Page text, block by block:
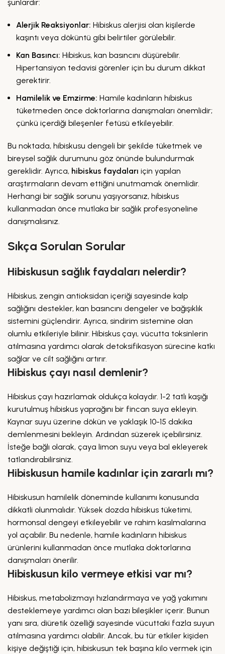
şunlardır:
Alerjik Reaksiyonlar: Hibiskus alerjisi olan kişilerde
kaşıntı veya döküntü gibi belirtiler görülebilir.
Kan Basıncı: Hibiskus, kan basıncını düşürebilir.
Hipertansiyon tedavisi görenler için bu durum dikkat
gerektirir.
Hamilelik ve Emzirme: Hamile kadınların hibiskus
tüketmeden önce doktorlarına danışmaları önemlidir;
çünkü içerdiği bileşenler fetüsü etkileyebilir.
Bu noktada, hibiskusu dengeli bir şekilde tüketmek ve
bireysel sağlık durumunu göz önünde bulundurmak
gereklidir. Ayrıca, hibiskus faydaları için yapılan
araştırmaların devam ettiğini unutmamak önemlidir.
Herhangi bir sağlık sorunu yaşıyorsanız, hibiskus
kullanmadan önce mutlaka bir sağlık profesyoneline
danışmalısınız.
Sıkça Sorulan Sorular
Hibiskusun sağlık faydaları nelerdir?
Hibiskus, zengin antioksidan içeriği sayesinde kalp
sağlığını destekler, kan basıncını dengeler ve bağışıklık
sistemini güçlendirir. Ayrıca, sindirim sistemine olan
olumlu etkileriyle bilinir. Hibiskus çayı, vücutta toksinlerin
atılmasına yardımcı olarak detoksifikasyon sürecine katkı
sağlar ve cilt sağlığını artırır.
Hibiskus çayı nasıl demlenir?
Hibiskus çayı hazırlamak oldukça kolaydır. 1-2 tatlı kaşığı
kurutulmuş hibiskus yaprağını bir fincan suya ekleyin.
Kaynar suyu üzerine dökün ve yaklaşık 10-15 dakika
demlenmesini bekleyin. Ardından süzerek içebilirsiniz.
İsteğe bağlı olarak, çaya limon suyu veya bal ekleyerek
tatlandırabilirsiniz.
Hibiskusun hamile kadınlar için zararlı mı?
Hibiskusun hamilelik döneminde kullanımı konusunda
dikkatli olunmalıdır. Yüksek dozda hibiskus tüketimi,
hormonsal dengeyi etkileyebilir ve rahim kasılmalarına
yol açabilir. Bu nedenle, hamile kadınların hibiskus
ürünlerini kullanmadan önce mutlaka doktorlarına
danışmaları önerilir.
Hibiskusun kilo vermeye etkisi var mı?
Hibiskus, metabolizmayı hızlandırmaya ve yağ yakımını
desteklemeye yardımcı olan bazı bileşikler içerir. Bunun
yanı sıra, diüretik özelliği sayesinde vücuttaki fazla suyun
atılmasına yardımcı olabilir. Ancak, bu tür etkiler kişiden
kişiye değiştiği için, hibiskusun tek başına kilo vermek için